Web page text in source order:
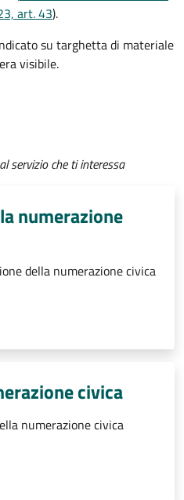
art. 43).
su targhetta di materiale
visibile.
servizio che ti interessa
numerazione
della numerazione civica
civica
numerazione civica